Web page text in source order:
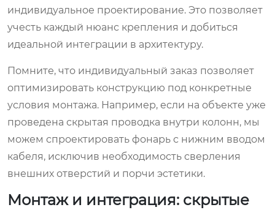
индивидуальное проектирование. Это позволяет
учесть каждый нюанс крепления и добиться
идеальной интеграции в архитектуру.
Помните, что индивидуальный заказ позволяет
оптимизировать конструкцию под конкретные
условия монтажа. Например, если на объекте уже
проведена скрытая проводка внутри колонн, мы
можем спроектировать фонарь с нижним вводом
кабеля, исключив необходимость сверления
внешних отверстий и порчи эстетики.
Монтаж и интеграция: скрытые